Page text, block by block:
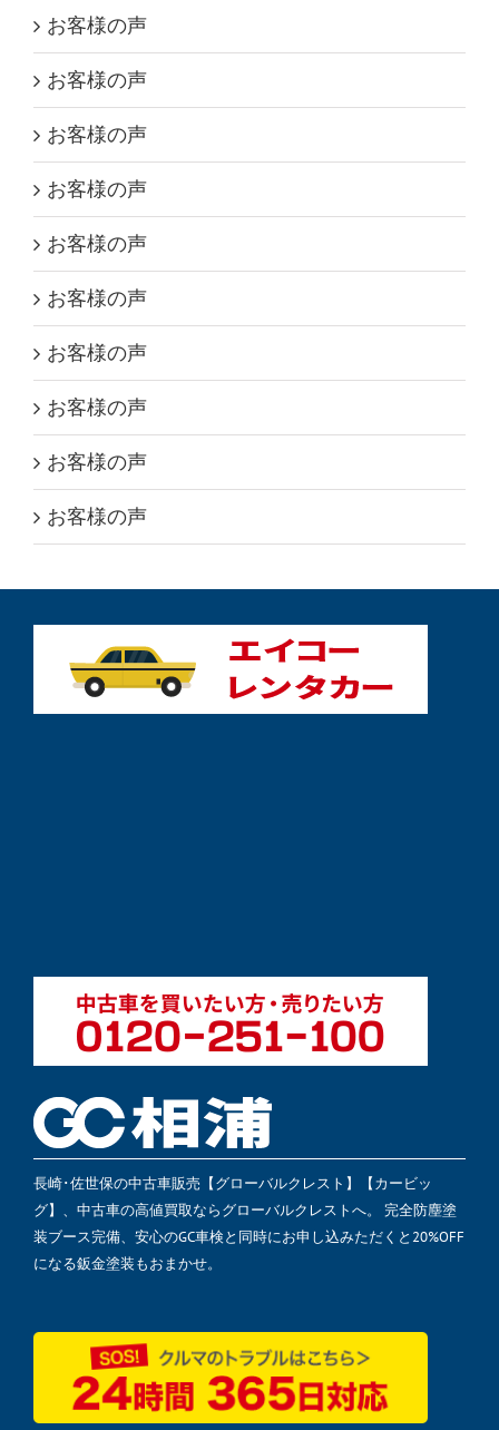
お客様の声
お客様の声
お客様の声
お客様の声
お客様の声
お客様の声
お客様の声
お客様の声
お客様の声
お客様の声
長崎･佐世保の中古車販売【グローバルクレスト】【カービッ
グ】、中古車の高値買取ならグローバルクレストへ。 完全防塵塗
装ブース完備、安心のGC車検と同時にお申し込みただくと20%OFF
になる鈑金塗装もおまかせ。